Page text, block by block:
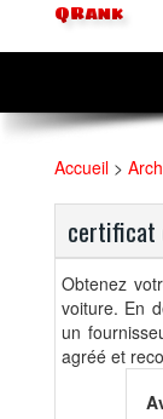
QRank
Accueil >
certificat
Obtenez
voiture. En
un
agréé et